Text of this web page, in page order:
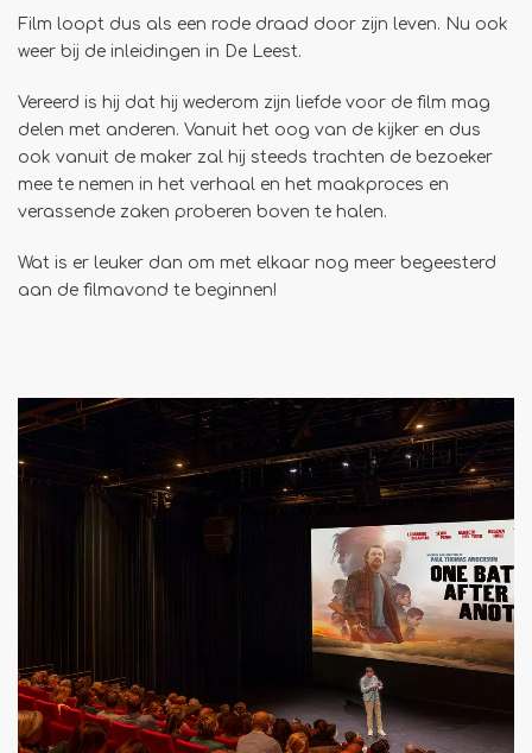
Film loopt dus als een rode draad door zijn leven. Nu ook
weer bij de inleidingen in De Leest.
Vereerd is hij dat hij wederom zijn liefde voor de film mag
delen met anderen. Vanuit het oog van de kijker en dus
ook vanuit de maker zal hij steeds trachten de bezoeker
mee te nemen in het verhaal en het maakproces en
verassende zaken proberen boven te halen.
Wat is er leuker dan om met elkaar nog meer begeesterd
aan de filmavond te beginnen!